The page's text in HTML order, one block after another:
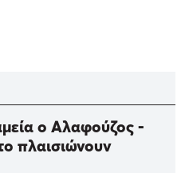
ο Αλαφούζος -
πλαισιώνουν